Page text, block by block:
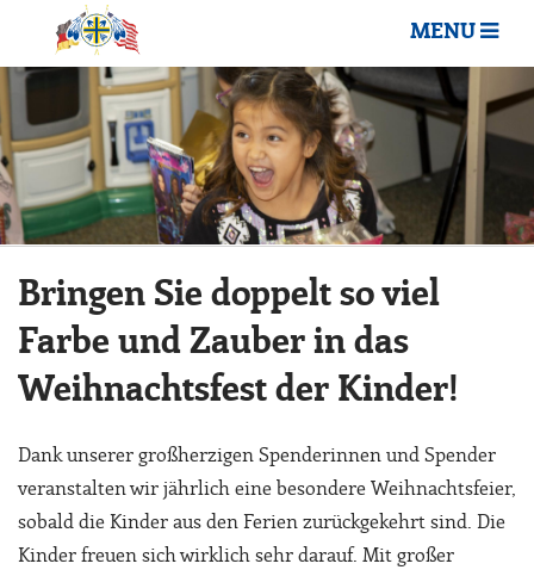
MENU
Bringen Sie doppelt so viel
Farbe und Zauber in das
Weihnachtsfest der Kinder!
Dank unserer großherzigen Spenderinnen und Spender
veranstalten wir jährlich eine besondere Weihnachtsfeier,
sobald die Kinder aus den Ferien zurückgekehrt sind. Die
Kinder freuen sich wirklich sehr darauf. Mit großer